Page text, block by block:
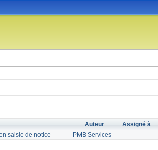
Auteur Assigné à
saisie de notice PMB Services